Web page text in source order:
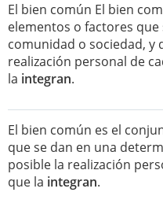
El bien común El bien
elementos o factores
comunidad o sociedad, y
realización personal de
la integran.
El bien común es el
que se dan en una
posible la realización
que la integran.